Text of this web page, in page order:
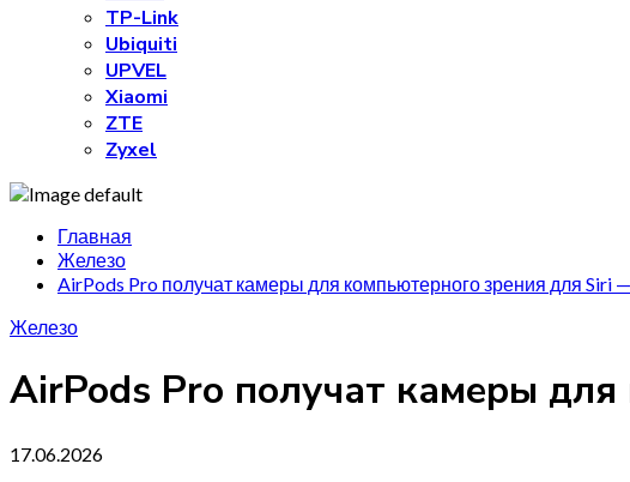
TP-Link
Ubiquiti
UPVEL
Xiaomi
ZTE
Zyxel
Главная
Железо
AirPods Pro получат камеры для компьютерного зрения для Siri
Железо
AirPods Pro получат камеры
17.06.2026